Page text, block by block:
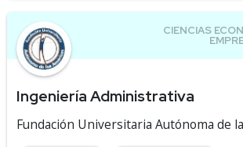
Ingeniería Administrativa
Fundación Universitaria Autónoma de